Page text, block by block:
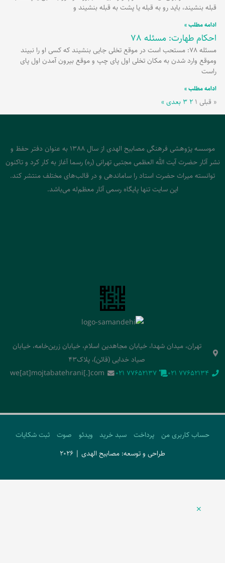
قبله بنشیند، باید رو به قبله یا پشت به قبله بنشیند و
ادامه مطلب »
احکام طهارت: مسئله 78
مسئله 78: مستحب است در موقع تخلی جایی بنشیند که کسی او را نبیند
وموقع وارد شدن به مکان تخلی اول پای چپ و موقع بیرون آمدن اول پای
راست
ادامه مطلب »
« قبلی ۱ ۲ ۳ بعدی »
موسسه پژوهشی فرهنگی مصابیح الهدی از سال 1388 به عنوان دفتر حفظ و
نشر آثار حضرت آیت الله العظمی مجتبی تهرانی (ره) رسما آغاز به کار کرد و تاکنون
توانسته میراث حضرت استاد را ساماندهی و در قالب‌های مختلف منتشر کند.
این سایت تنها پایگاه رسمی آثار معظم‌له می‌باشد.
تهران، میدان شهدا، خیابان مجاهدین اسلام، خیابان زرین‌خامه، خیابان
صیاد خدایی (قائن)، پلاک43
‭021 77652134‬
‭021 77652137‬
we[at]mojtabatehrani[.]com
حساب کاربری من پرداخت سبد خرید ویدئو صوت
ثبت شکایات
طراحی و توسعه: مصابیح الهدی | 2026